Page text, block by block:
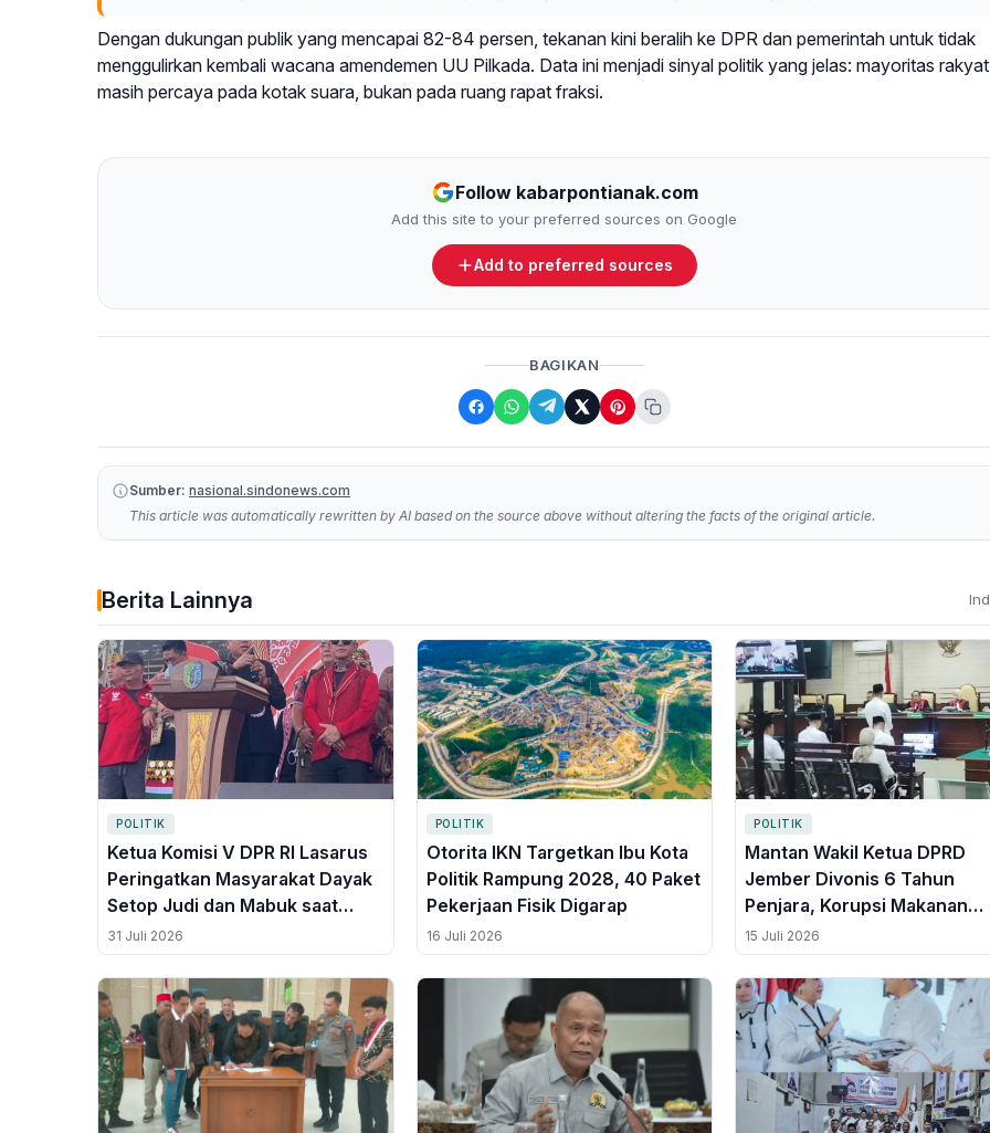
Dengan dukungan publik yang mencapai 82-84 persen, tekanan kini beralih ke DPR dan pemerintah untuk tidak
menggulirkan kembali wacana amendemen UU Pilkada. Data ini menjadi sinyal politik yang jelas: mayoritas rakyat
masih percaya pada kotak suara, bukan pada ruang rapat fraksi.
Follow kabarpontianak.com
Add this site to your preferred sources on Google
Add to preferred sources
BAGIKAN
Sumber: nasional.sindonews.com
This article was automatically rewritten by AI based on the source above without altering the facts of the original article.
Berita Lainnya
POLITIK
Ketua Komisi V DPR RI Lasarus
Peringatkan Masyarakat Dayak
Setop Judi dan Mabuk saat
Gawai, Ini Alasannya
31 Juli 2026
POLITIK
Otorita IKN Targetkan Ibu Kota
Politik Rampung 2028, 40 Paket
Pekerjaan Fisik Digarap
16 Juli 2026
POLITIK
Mantan Wakil Ketua DPRD
Jember Divonis 6 Tahun
Penjara, Korupsi Makanan
Sosperda Senilai Rp504
15 Juli 2026